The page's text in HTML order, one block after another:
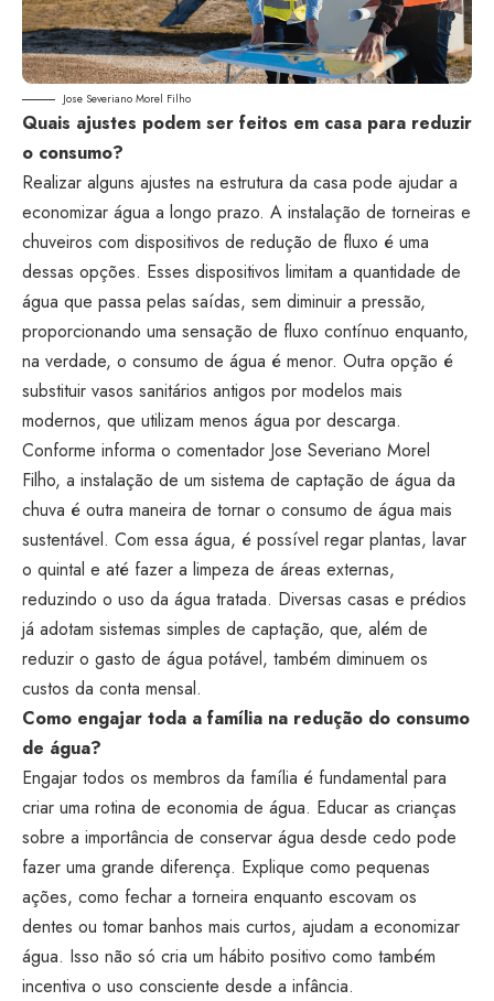
Jose Severiano Morel Filho
Quais ajustes podem ser feitos em casa para reduzir
o consumo?
Realizar alguns ajustes na estrutura da casa pode ajudar a
economizar água a longo prazo. A instalação de torneiras e
chuveiros com dispositivos de redução de fluxo é uma
dessas opções. Esses dispositivos limitam a quantidade de
água que passa pelas saídas, sem diminuir a pressão,
proporcionando uma sensação de fluxo contínuo enquanto,
na verdade, o consumo de água é menor. Outra opção é
substituir vasos sanitários antigos por modelos mais
modernos, que utilizam menos água por descarga.
Conforme informa o comentador Jose Severiano Morel
Filho, a instalação de um sistema de captação de água da
chuva é outra maneira de tornar o consumo de água mais
sustentável. Com essa água, é possível regar plantas, lavar
o quintal e até fazer a limpeza de áreas externas,
reduzindo o uso da água tratada. Diversas casas e prédios
já adotam sistemas simples de captação, que, além de
reduzir o gasto de água potável, também diminuem os
custos da conta mensal.
Como engajar toda a família na redução do consumo
de água?
Engajar todos os membros da família é fundamental para
criar uma rotina de economia de água. Educar as crianças
sobre a importância de conservar água desde cedo pode
fazer uma grande diferença. Explique como pequenas
ações, como fechar a torneira enquanto escovam os
dentes ou tomar banhos mais curtos, ajudam a economizar
água. Isso não só cria um hábito positivo como também
incentiva o uso consciente desde a infância.